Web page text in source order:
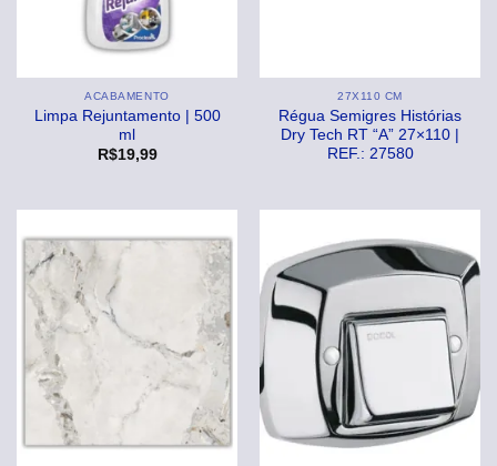
ACABAMENTO
Limpa Rejuntamento | 500
ml
R$19,99
27X110 CM
Régua Semigres Histórias
Dry Tech RT “A” 27×110 |
REF.: 27580